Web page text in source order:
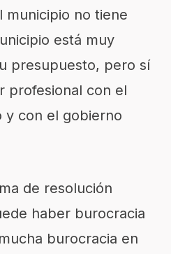
municipio no tiene
está muy
presupuesto, pero sí
profesional con el
y con el gobierno
de resolución
haber burocracia
burocracia en